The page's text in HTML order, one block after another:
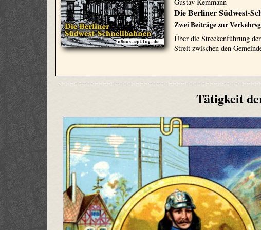
Die Berliner Südwest-
Zwei Beiträge zur
Über die Streckenführung
Streit zwischen den
Tätigkeit